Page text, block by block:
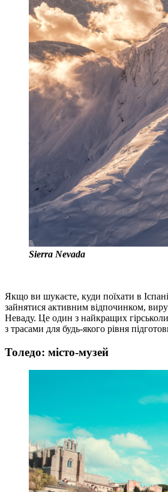
Sierra Nevada
Якщо ви шукаєте, куди поїхати в
зайнятися активним відпочинком,
Неваду. Це один з найкращих
з трасами для будь-якого рівня
Толедо: місто-музей